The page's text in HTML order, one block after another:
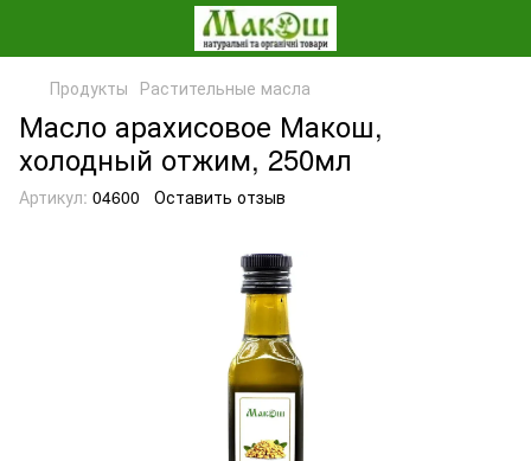
Продукты Растительные масла
Масло арахисовое Макош,
холодный отжим, 250мл
Артикул: 04600 Оставить отзыв